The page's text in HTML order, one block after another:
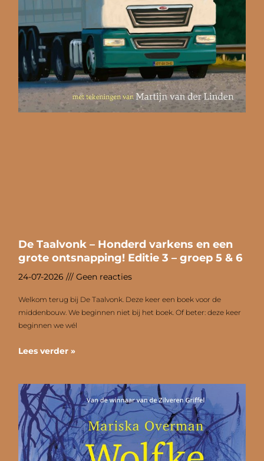
De Taalvonk – Honderd varkens en een
grote ontsnapping! Editie 3 – groep 5 & 6
24-07-2026 Geen reacties
Welkom terug bij De Taalvonk. Deze keer een boek voor de
middenbouw. We beginnen niet bij het boek. Of beter: deze keer
beginnen we wél
Lees verder »